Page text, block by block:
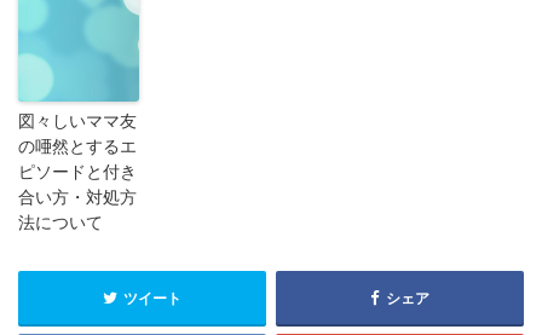
図々しいママ友
の唖然とするエ
ピソードと付き
合い方・対処方
法について
ツイート シェア